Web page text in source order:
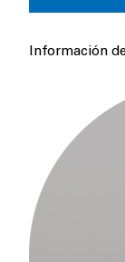
Información